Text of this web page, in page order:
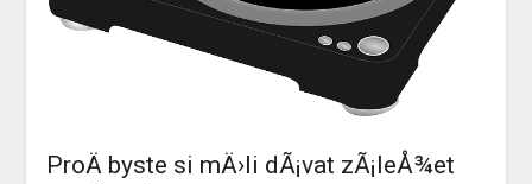
ProÄ byste si mÄ›li dÃ¡vat zÃ¡leÅ¾et